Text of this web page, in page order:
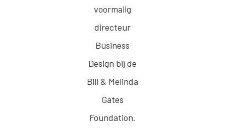
voormalig
directeur
Business
Design bij de
Bill & Melinda
Gates
Foundation.